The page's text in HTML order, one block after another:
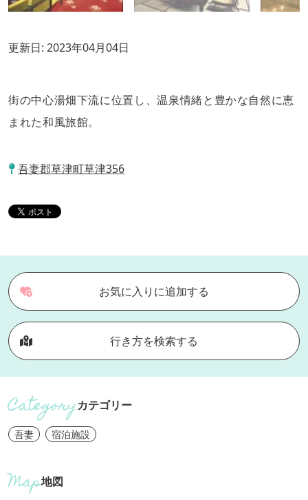
更新日: 2023年04月04日
街の中心湯畑下流に位置し、温泉情緒と豊かな自然に恵
まれた和風旅館。
吾妻郡草津町草津356
お気に入りに追加する
行き方を検索する
カテゴリー
吾妻 宿泊施設
地図